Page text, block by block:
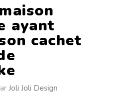
ayant
cachet
Joli Joli Design